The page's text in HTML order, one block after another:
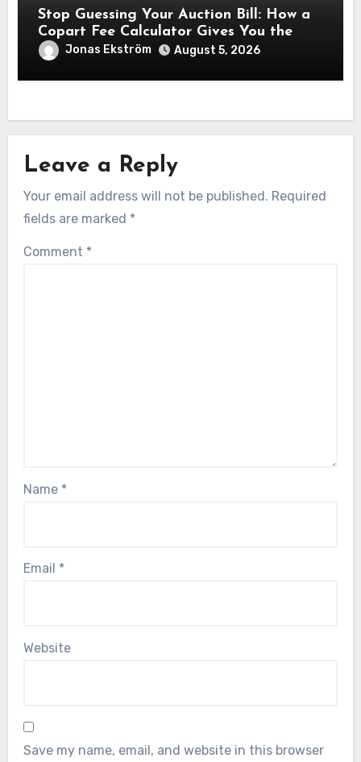
Stop Guessing Your Auction Bill: How a
Copart Fee Calculator Gives You the
True Cost Before You Bid
Jonas Ekström August 5, 2026
Leave a Reply
Your email address will not be published. Required
fields are marked *
Comment *
Name *
Email *
Website
Save my name, email, and website in this browser